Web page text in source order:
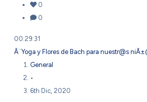
0
0
00:29:31
Â¨Yoga y Flores de Bach para nuestr@s
General
•
6th Dic, 2020